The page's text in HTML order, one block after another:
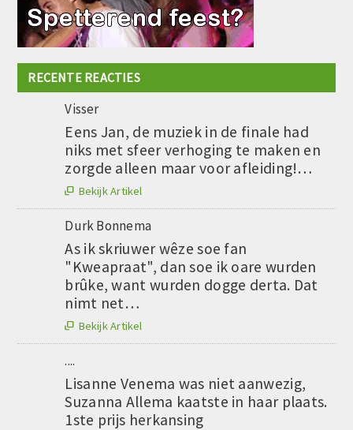
RECENTE REACTIES
Visser
Eens Jan, de muziek in de finale had
niks met sfeer verhoging te maken en
zorgde alleen maar voor afleiding!…
 Bekijk Artikel
Durk Bonnema
As ik skriuwer wêze soe fan
"Kweapraat", dan soe ik oare wurden
brûke, want wurden dogge derta. Dat
nimt net…
 Bekijk Artikel
....
Lisanne Venema was niet aanwezig,
Suzanna Allema kaatste in haar plaats.
1ste prijs herkansing